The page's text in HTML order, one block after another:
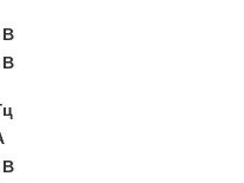
В
В
В